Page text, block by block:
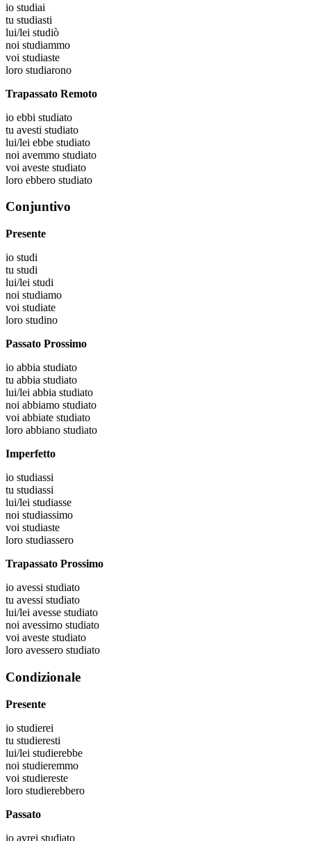
io studiai
tu studiasti
lui/lei studiò
noi studiammo
voi studiaste
loro studiarono
Trapassato Remoto
io ebbi studiato
tu avesti studiato
lui/lei ebbe studiato
noi avemmo studiato
voi aveste studiato
loro ebbero studiato
Conjuntivo
Presente
io studi
tu studi
lui/lei studi
noi studiamo
voi studiate
loro studino
Passato Prossimo
io abbia studiato
tu abbia studiato
lui/lei abbia studiato
noi abbiamo studiato
voi abbiate studiato
loro abbiano studiato
Imperfetto
io studiassi
tu studiassi
lui/lei studiasse
noi studiassimo
voi studiaste
loro studiassero
Trapassato Prossimo
io avessi studiato
tu avessi studiato
lui/lei avesse studiato
noi avessimo studiato
voi aveste studiato
loro avessero studiato
Condizionale
Presente
io studierei
tu studieresti
lui/lei studierebbe
noi studieremmo
voi studiereste
loro studierebbero
Passato
io avrei studiato